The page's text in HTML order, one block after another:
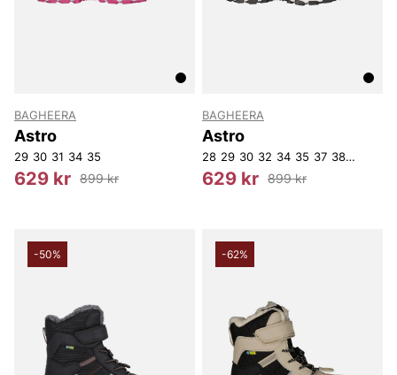
BAGHEERA
Astro
29 30 31 34 35
629 kr 899 kr
BAGHEERA
Astro
28 29 30 32 34 35 37 38 39
629 kr 899 kr
-50% -62%